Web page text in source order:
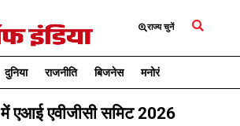
राज्य चुनें
दुनिया राजनीति बिजनेस मनोरंजन
एआई एवीजीसी समिट 2026